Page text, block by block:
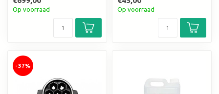
Op voorraad Op voorraad
-37%